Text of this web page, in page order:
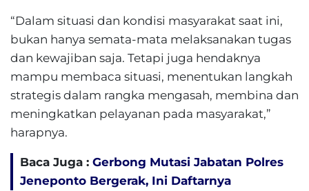
“Dalam situasi dan kondisi masyarakat saat ini,
bukan hanya semata-mata melaksanakan tugas
dan kewajiban saja. Tetapi juga hendaknya
mampu membaca situasi, menentukan langkah
strategis dalam rangka mengasah, membina dan
meningkatkan pelayanan pada masyarakat,”
harapnya.
Baca Juga : Gerbong Mutasi Jabatan Polres
Jeneponto Bergerak, Ini Daftarnya